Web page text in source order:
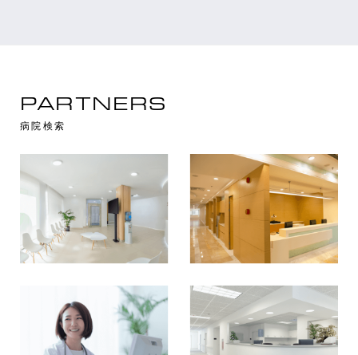
PARTNERS
病院検索